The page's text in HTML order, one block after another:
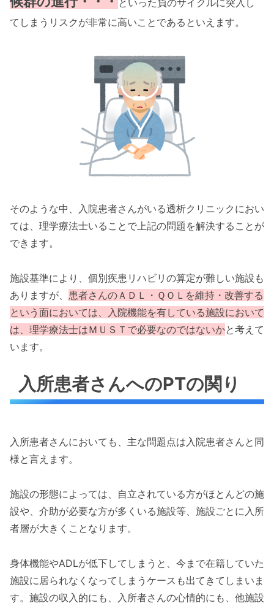
てしまうリスクが非常に高いことであるといえます。
そのような中、入院患者さんがいる透析クリニックにおい
ては、理学療法士いることで上記の問題を解決することが
できます。
施設基準により、個別疾患リハビリの算定が難しい施設も
ありますが、 患者さんのＡＤＬ・ＱＯＬを維持・改善する
という面においては、入院機能を有している施設において
は、理学療法士はＭＵＳＴで必要なのではないかと考えて
います。
入所患者さんへのPTの関り
入所患者さんにおいても、主な問題点は入院患者さんと同
様と言えます。
施設の形態によっては、自立されている方がほとんどの施
設や、介助が必要な方が多くいる施設等、施設ごとに入所
者層が大きくことなります。
身体機能やADLが低下してしまうと、今まで在籍していた
施設に居られなくなってしまうケースも出てきてしまいま
す。施設の収入的にも、入所者さんの心情的にも、他施設